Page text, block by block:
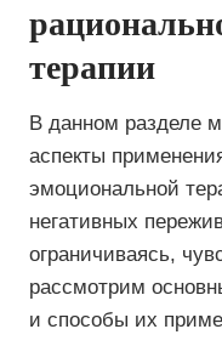
терапии
В данном разделе
аспекты
эмоциональной
негативных
ограничиваясь,
рассмотрим
и способы их